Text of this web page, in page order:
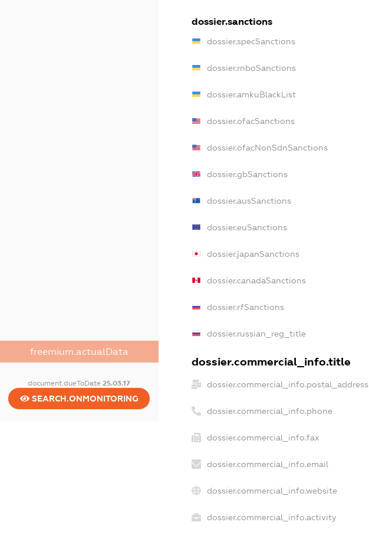
freemium.actualData
document.dueToDate25.03.17
SEARCH.ONMONITORING
dossier.sanctions
dossier.specSanctions
dossier.rnboSanctions
dossier.amkuBlackList
dossier.ofacSanctions
dossier.ofacNonSdnSanctions
dossier.gbSanctions
dossier.ausSanctions
dossier.euSanctions
dossier.japanSanctions
dossier.canadaSanctions
dossier.rfSanctions
dossier.russian_reg_title
dossier.commercial_info.title
dossier.commercial_info.postal_address
dossier.commercial_info.phone
dossier.commercial_info.fax
dossier.commercial_info.email
dossier.commercial_info.website
dossier.commercial_info.activity